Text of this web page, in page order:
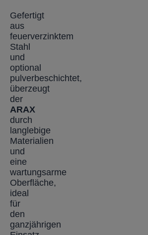
Gefertigt
aus
feuerverzinktem
Stahl
und
optional
pulverbeschichtet,
überzeugt
der
ARAX
durch
langlebige
Materialien
und
eine
wartungsarme
Oberfläche,
ideal
für
den
ganzjährigen